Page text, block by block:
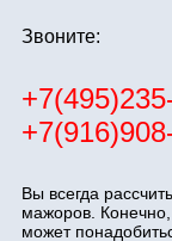
Звоните:
Вы всегда
мажоров. Конечно,
может